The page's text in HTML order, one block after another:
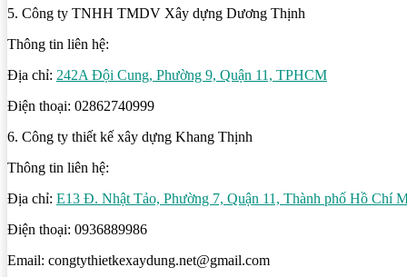
5. Công ty TNHH TMDV Xây dựng Dương Thịnh
Thông tin liên hệ:
Địa chỉ: 242A Đội Cung, Phường 9, Quận 11, TPHCM
Điện thoại: 02862740999
6. Công ty thiết kế xây dựng Khang Thịnh
Thông tin liên hệ:
Địa chỉ: E13 Đ. Nhật Tảo, Phường 7, Quận 11, Thành phố Hồ Chí
Điện thoại: 0936889986
Email: congtythietkexaydung.net@gmail.com